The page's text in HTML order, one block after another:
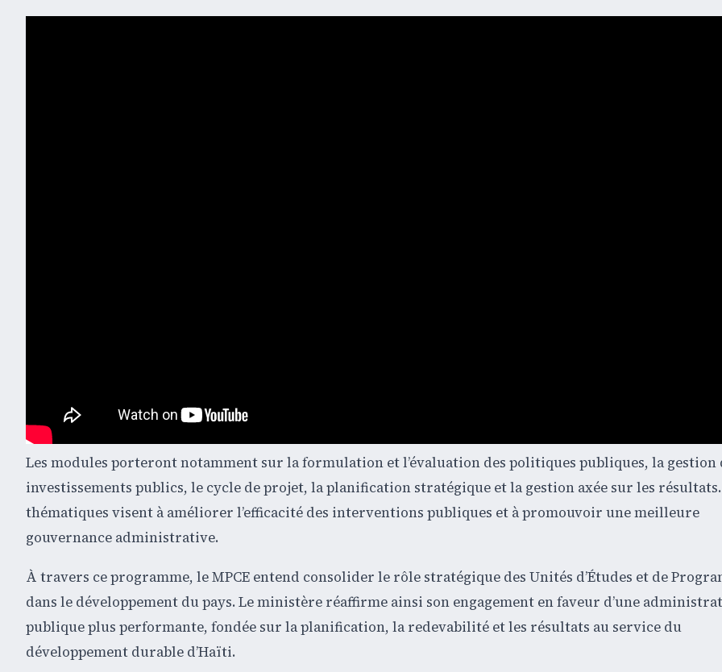
Les modules porteront notamment sur la formulation et l’évaluation des politiques publiques, la gestion
investissements publics, le cycle de projet, la planification stratégique et la gestion axée sur les résultats.
thématiques visent à améliorer l’efficacité des interventions publiques et à promouvoir une meilleure
gouvernance administrative.
À travers ce programme, le MPCE entend consolider le rôle stratégique des Unités d’Études et de
dans le développement du pays. Le ministère réaffirme ainsi son engagement en faveur d’une
publique plus performante, fondée sur la planification, la redevabilité et les résultats au service du
développement durable d’Haïti.